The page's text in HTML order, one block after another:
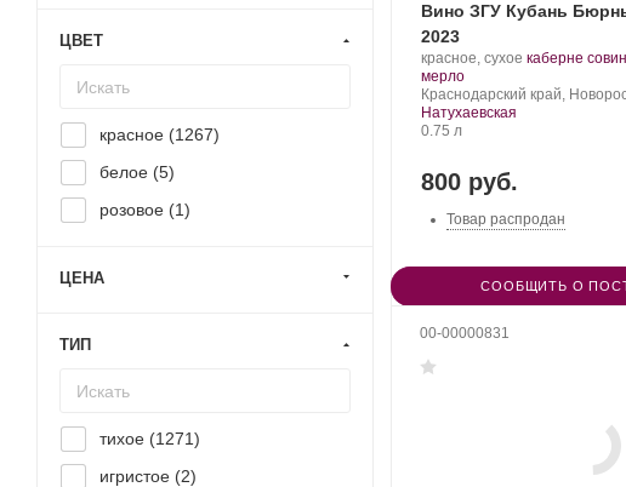
Вино ЗГУ Кубань
2023
Производитель:
Домен
Бюрнье.
красное, сухое .
винограда:
каберне
мерло.
Регион:
Краснодарский край,
Натухаевская
Объем
0.75 л
800 руб.
Товар распродан
СООБЩИТЬ О
00-00000831
ЦВЕТ
красное (1267)
белое (5)
розовое (1)
ЦЕНА
ТИП
тихое (1271)
игристое (2)